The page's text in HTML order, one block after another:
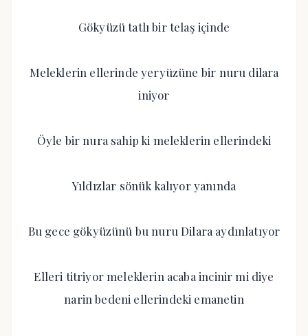
Gökyüzü tatlı bir telaş içinde
Meleklerin ellerinde yeryüzüne bir nuru dilara
iniyor
Öyle bir nura sahip ki meleklerin ellerindeki
Yıldızlar sönük kalıyor yanında
Bu gece gökyüzünü bu nuru Dilara aydınlatıyor
Elleri titriyor meleklerin acaba incinir mi diye
narin bedeni ellerindeki emanetin